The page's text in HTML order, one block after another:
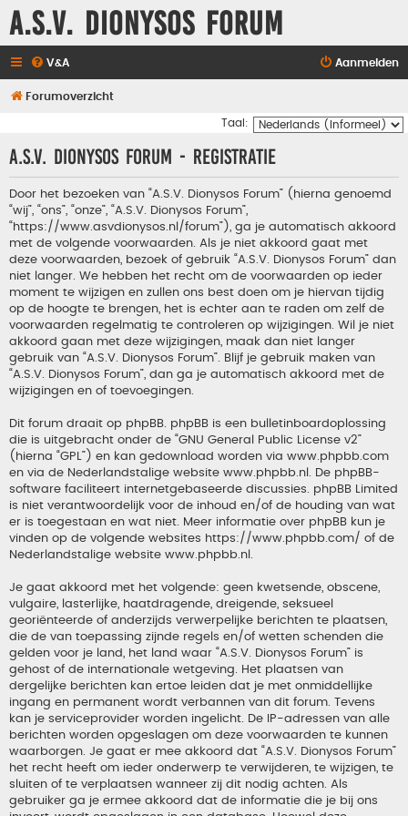
A.S.V. Dionysos Forum
V&A Aanmelden
Forumoverzicht
Taal:
A.S.V. Dionysos Forum - Registratie
Door het bezoeken van “A.S.V. Dionysos Forum” (hierna genoemd
“wij”, “ons”, “onze”, “A.S.V. Dionysos Forum”,
“https://www.asvdionysos.nl/forum”), ga je automatisch akkoord
met de volgende voorwaarden. Als je niet akkoord gaat met
deze voorwaarden, bezoek of gebruik “A.S.V. Dionysos Forum” dan
niet langer. We hebben het recht om de voorwaarden op ieder
moment te wijzigen en zullen ons best doen om je hiervan tijdig
op de hoogte te brengen, het is echter aan te raden om zelf de
voorwaarden regelmatig te controleren op wijzigingen. Wil je niet
akkoord gaan met deze wijzigingen, maak dan niet langer
gebruik van “A.S.V. Dionysos Forum”. Blijf je gebruik maken van
“A.S.V. Dionysos Forum”, dan ga je automatisch akkoord met de
wijzigingen en of toevoegingen.
Dit forum draait op phpBB. phpBB is een bulletinboardoplossing
die is uitgebracht onder de “GNU General Public License v2”
(hierna “GPL”) en kan gedownload worden via www.phpbb.com
en via de Nederlandstalige website www.phpbb.nl . De phpBB-
software faciliteert internetgebaseerde discussies. phpBB Limited
is niet verantwoordelijk voor de inhoud en/of de houding van wat
er is toegestaan en wat niet. Meer informatie over phpBB kun je
vinden op de volgende websites https://www.phpbb.com/ of de
Nederlandstalige website www.phpbb.nl
Je gaat akkoord met het volgende: geen kwetsende, obscene,
vulgaire, lasterlijke, haatdragende, dreigende, seksueel
georiënteerde of anderzijds verwerpelijke berichten te plaatsen,
die de van toepassing zijnde regels en/of wetten schenden die
gelden voor je land, het land waar “A.S.V. Dionysos Forum” is
gehost of de internationale wetgeving. Het plaatsen van
dergelijke berichten kan ertoe leiden dat je met onmiddellijke
ingang en permanent wordt verbannen van dit forum. Tevens
kan je serviceprovider worden ingelicht. De IP-adressen van alle
berichten worden opgeslagen om deze voorwaarden te kunnen
waarborgen. Je gaat er mee akkoord dat “A.S.V. Dionysos Forum”
het recht heeft om ieder onderwerp te verwijderen, te wijzigen, te
sluiten of te verplaatsen wanneer zij dit nodig achten. Als
gebruiker ga je ermee akkoord dat de informatie die je bij ons